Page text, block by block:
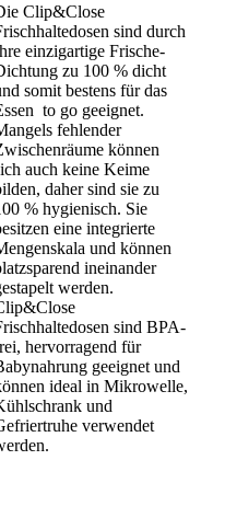
Clip&Close
sind durch
einzigartige Frische-
zu 100 % dicht
somit bestens für das
to go geeignet.
fehlender
können
auch keine Keime
daher sind sie zu
% hygienisch. Sie
eine integrierte
und können
ineinander
werden.
sind BPA-
hervorragend für
geeignet und
ideal in Mikrowelle,
und
verwendet